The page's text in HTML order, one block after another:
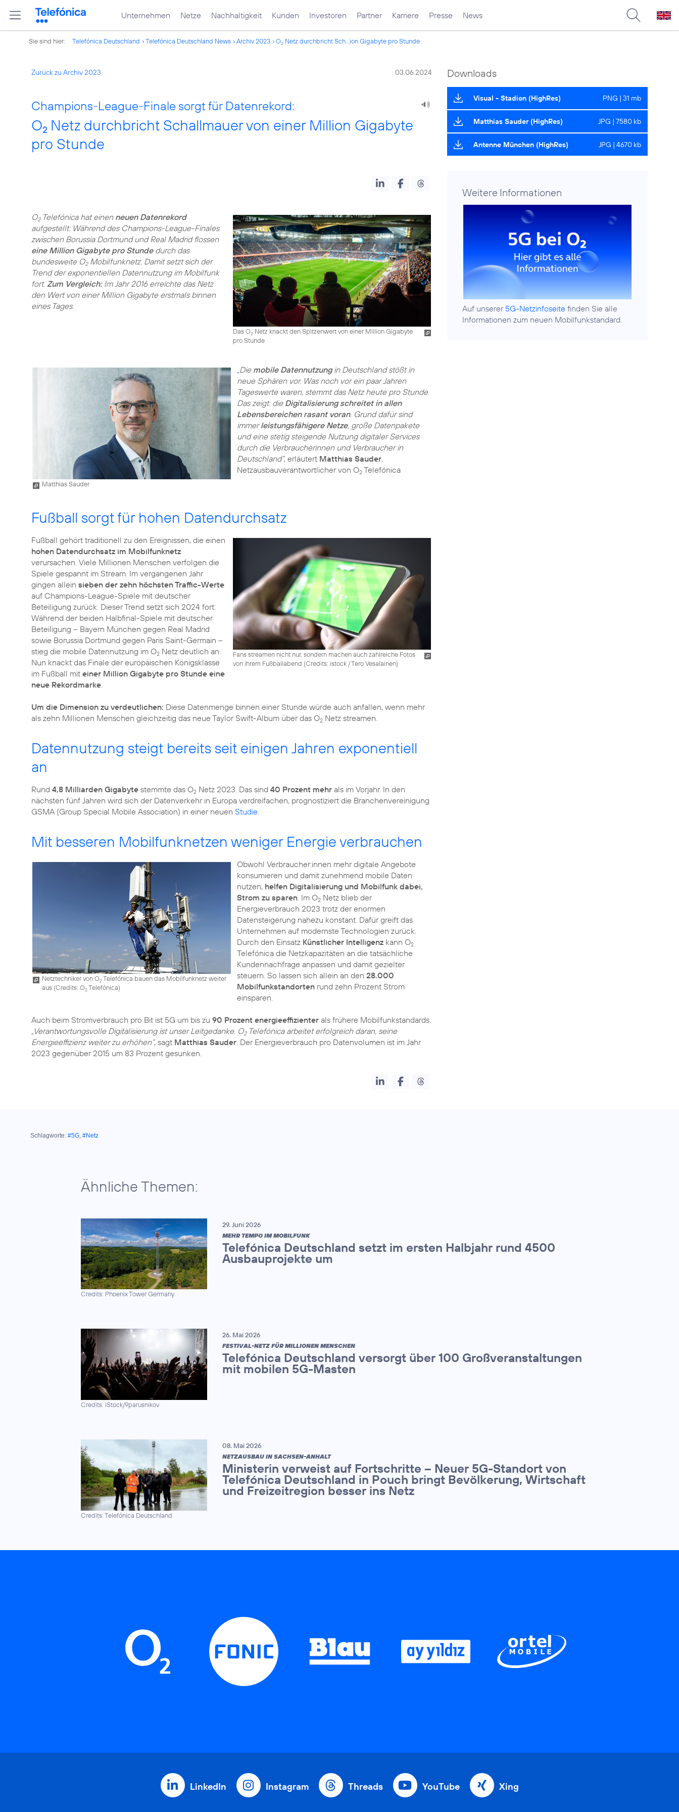
Unternehmen Netze Nachhaltigkeit Kunden Investoren Partner Karriere Presse News
Sie sind hier: Telefónica Deutschland Telefónica Deutschland News Archiv 2023 O2 Netz durchbricht Sch...ion Gigabyte pro Stunde
Zurück zu Archiv 2023 03.06.2024
Champions-League-Finale sorgt für Datenrekord:
O2 Netz durchbricht Schallmauer von einer Million Gigabyte
pro Stunde
Das O2Netz knackt den Spitzenwert von einer Million Gigabyte
pro Stunde
O2Telefónica hat einen neuen Datenrekord
aufgestellt: Während des Champions-League-Finales
zwischen Borussia Dortmund und Real Madrid flossen
eine Million Gigabyte pro Stundedurch das
bundesweite O2Mobilfunknetz. Damit setzt sich der
Trend der exponentiellen Datennutzung im Mobilfunk
fort. Zum Vergleich:Im Jahr 2016 erreichte das Netz
den Wert von einer Million Gigabyte erstmals binnen
eines Tages.
Matthias Sauder
„Die mobile Datennutzungin Deutschland stößt in
neue Sphären vor. Was noch vor ein paar Jahren
Tageswerte waren, stemmt das Netz heute pro Stunde.
Das zeigt: die Digitalisierung schreitet in allen
Lebensbereichen rasant voran. Grund dafür sind
immerleistungsfähigere Netze, große Datenpakete
und eine stetig steigende Nutzung digitaler Services
durch die Verbraucherinnen und Verbraucher in
Deutschland“, erläutert Matthias Sauder,
Netzausbauverantwortlicher von O2Telefónica
Fußball sorgt für hohen Datendurchsatz
Fans streamen nicht nur, sondern machen auch zahlreiche Fotos
von ihrem Fußballabend (Credits: istock / Tero Vesalainen)
Fußball gehört traditionell zu den Ereignissen, die einen
hohen Datendurchsatz im Mobilfunknetz
verursachen. Viele Millionen Menschen verfolgen die
Spiele gespannt im Stream. Im vergangenen Jahr
gingen allein sieben der zehn höchsten Traffic-Werte
auf Champions-League-Spiele mit deutscher
Beteiligung zurück. Dieser Trend setzt sich 2024 fort:
Während der beiden Halbfinal-Spiele mit deutscher
Beteiligung – Bayern München gegen Real Madrid
sowie Borussia Dortmund gegen Paris Saint-Germain –
stieg die mobile Datennutzung im O2 Netz deutlich an.
Nun knackt das Finale der europäischen Königsklasse
im Fußball mit einer Million Gigabyte pro Stunde eine
neue Rekordmarke
Um die Dimension zu verdeutlichen: Diese Datenmenge binnen einer Stunde würde auch anfallen, wenn mehr
als zehn Millionen Menschen gleichzeitig das neue Taylor Swift-Album über das O2 Netz streamen.
Datennutzung steigt bereits seit einigen Jahren exponentiell
an
Rund 4,8 Milliarden Gigabyte stemmte das O2 Netz 2023. Das sind 40 Prozent mehr als im Vorjahr. In den
nächsten fünf Jahren wird sich der Datenverkehr in Europa verdreifachen, prognostiziert die Branchenvereinigung
GSMA (Group Special Mobile Association) in einer neuen Studie
Mit besseren Mobilfunknetzen weniger Energie verbrauchen
Netztechniker von O2Telefónica bauen das Mobilfunknetz weiter
aus (Credits: O2Telefónica)
Obwohl Verbraucher:innen mehr digitale Angebote
konsumieren und damit zunehmend mobile Daten
nutzen, helfen Digitalisierung und Mobilfunk dabei,
Strom zu sparen. Im O2Netz blieb der
Energieverbrauch 2023 trotz der enormen
Datensteigerung nahezu konstant. Dafür greift das
Unternehmen auf modernste Technologien zurück.
Durch den Einsatz Künstlicher Intelligenzkann O2
Telefónica die Netzkapazitäten an die tatsächliche
Kundennachfrage anpassen und damit gezielter
steuern. So lassen sich allein an den 28.000
Mobilfunkstandortenrund zehn Prozent Strom
einsparen.
Auch beim Stromverbrauch pro Bit ist 5G um bis zu 90 Prozent energieeffizienter als frühere Mobilfunkstandards.
„Verantwortungsvolle Digitalisierung ist unser Leitgedanke. O2Telefónica arbeitet erfolgreich daran, seine
Energieeffizienz weiter zu erhöhen“, sagt Matthias Sauder . Der Energieverbrauch pro Datenvolumen ist im Jahr
2023 gegenüber 2015 um 83 Prozent gesunken.
Downloads
Visual - Stadion (HighRes) PNG | 31 mb
Matthias Sauder (HighRes) JPG | 7580 kb
Antenne München (HighRes) JPG | 4670 kb
Weitere Informationen
Auf unserer 5G-Netzinfoseite finden Sie alle
Informationen zum neuen Mobilfunkstandard.
Schlagworte: #5G #Netz
Ähnliche Themen:
Credits: Phoenix Tower Germany
29. Juni 2026
MEHR TEMPO IM MOBILFUNK
Telefónica Deutschland setzt im ersten Halbjahr rund 4500
Ausbauprojekte um
Credits: iStock/9parusnikov
26. Mai 2026
FESTIVAL-NETZ FÜR MILLIONEN MENSCHEN
Telefónica Deutschland versorgt über 100 Großveranstaltungen
mit mobilen 5G-Masten
Credits: Telefónica Deutschland
08. Mai 2026
NETZAUSBAU IN SACHSEN-ANHALT
Ministerin verweist auf Fortschritte – Neuer 5G-Standort von
Telefónica Deutschland in Pouch bringt Bevölkerung, Wirtschaft
und Freizeitregion besser ins Netz
LinkedIn Instagram Threads YouTube Xing